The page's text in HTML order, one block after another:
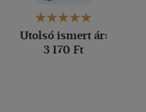
Utolsó ismert ár:
3 170 Ft